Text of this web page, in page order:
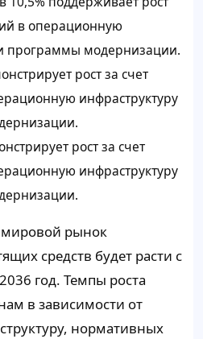
в операционную
программы модернизации.
рост за счет
инфраструктуру
рост за счет
инфраструктуру
мировой рынок
средств будет расти с
год. Темпы роста
в зависимости от
нормативных